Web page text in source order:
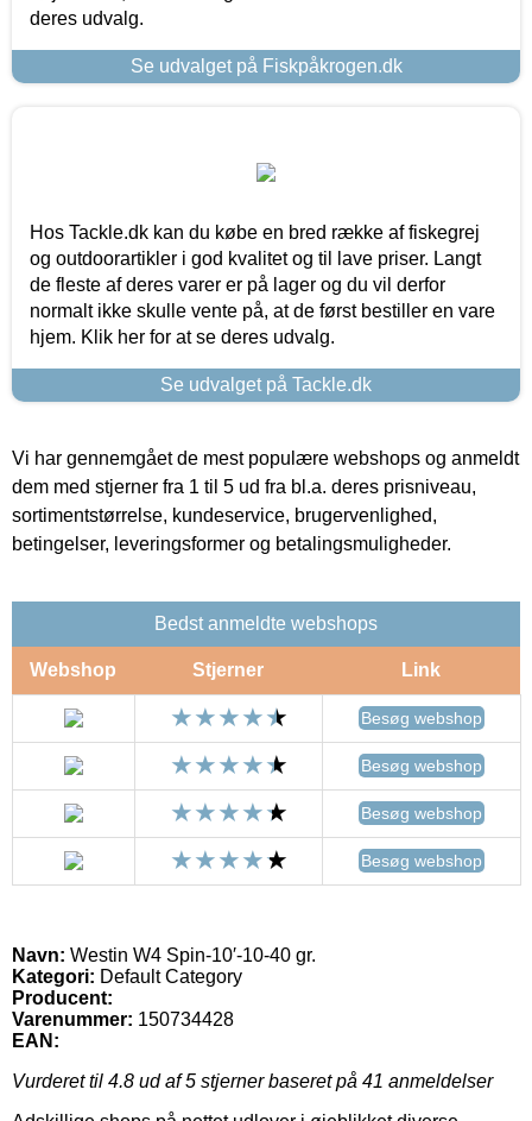
deres udvalg.
Se udvalget på Fiskpåkrogen.dk
Hos Tackle.dk kan du købe en bred række af fiskegrej
og outdoorartikler i god kvalitet og til lave priser. Langt
de fleste af deres varer er på lager og du vil derfor
normalt ikke skulle vente på, at de først bestiller en vare
hjem. Klik her for at se deres udvalg.
Se udvalget på Tackle.dk
Vi har gennemgået de mest populære webshops og anmeldt
dem med stjerner fra 1 til 5 ud fra bl.a. deres prisniveau,
sortimentstørrelse, kundeservice, brugervenlighed,
betingelser, leveringsformer og betalingsmuligheder.
Bedst anmeldte webshops
Webshop Stjerner Link
Besøg webshop
Besøg webshop
Besøg webshop
Besøg webshop
Navn: Westin W4 Spin-10′-10-40 gr.
Kategori: Default Category
Producent:
Varenummer: 150734428
EAN:
Vurderet til 4.8 ud af 5 stjerner baseret på 41 anmeldelser